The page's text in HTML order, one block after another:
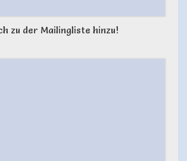
zu der Mailingliste hinzu!